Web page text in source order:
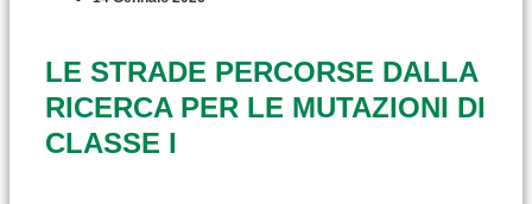
LE STRADE PERCORSE DALLA
RICERCA PER LE MUTAZIONI DI
CLASSE I